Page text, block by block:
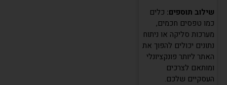
שילוב תוספים: כלים
כמו טפסים חכמים,
מערכות סליקה או ניתוח
נתונים יכולים להפוך את
האתר ליותר פונקציונלי
ומותאם לצרכים
העסקיים שלכם.